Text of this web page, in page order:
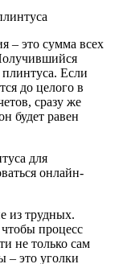
– это сумма всех
плинтуса. Если
до целого в
сразу же
будет равен
для
онлайн-
из трудных.
процесс
не только сам
– это уголки